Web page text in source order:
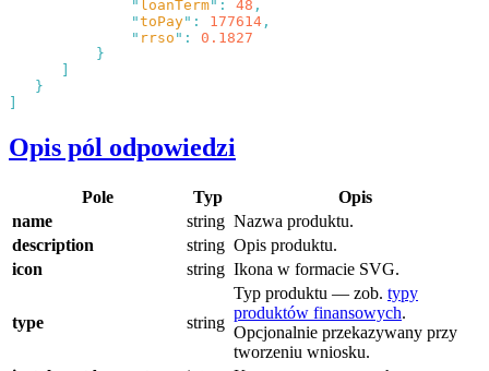
              "
loanTerm" : 48
              "
toPay" : 177614
              "
rrso " :
Opis pól odpowiedzi
Pole Typ
Opis
name
string Nazwa produktu.
description
string Opis produktu.
icon
string Ikona w formacie SVG.
type string
Typ produktu — zob. typy
produktów finansowych.
Opcjonalnie przekazywany przy
tworzeniu wniosku.